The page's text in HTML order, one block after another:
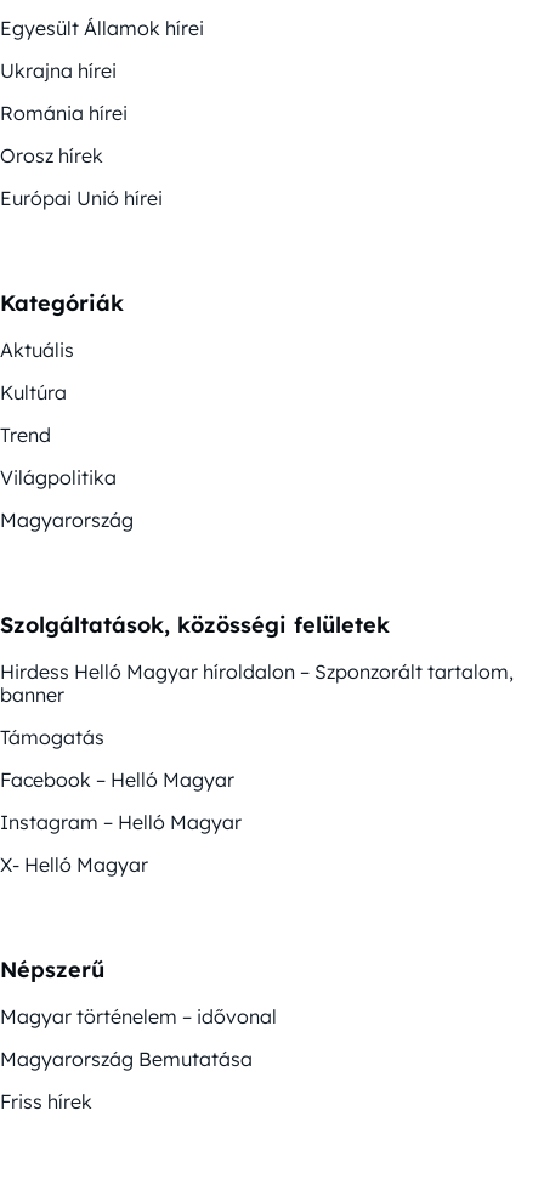
Egyesült Államok hírei
Ukrajna hírei
Románia hírei
Orosz hírek
Európai Unió hírei
Kategóriák
Aktuális
Kultúra
Trend
Világpolitika
Magyarország
Szolgáltatások, közösségi felületek
Hirdess Helló Magyar híroldalon – Szponzorált tartalom,
banner
Támogatás
Facebook – Helló Magyar
Instagram – Helló Magyar
X- Helló Magyar
Népszerű
Magyar történelem – idővonal
Magyarország Bemutatása
Friss hírek